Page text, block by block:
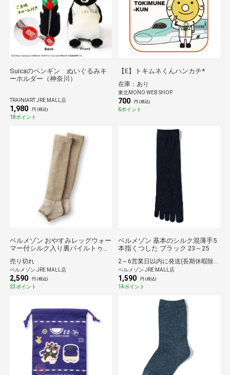
Suicaのペンギン ぬいぐるみキ
ーホルダー（神奈川）
TRAINIART JRE MALL店
1,980 円 (税込)
18ポイント
【E】トキムネくんハンカチ*
在庫：あり
東北MONO WEB SHOP
700 円 (税込)
6ポイント
ベルメゾン おやすみレッグウォー
マー付シルク入り裏パイルトゥレ
売り切れ
ベルメゾン JRE MALL店
2,590 円 (税込)
23ポイント
ベルメゾン 基本のシルク混薄手5
本指くつした ブラック 23～25
2～6営業日以内に発送(長期休暇除く)
ベルメゾン JRE MALL店
1,590 円 (税込)
14ポイント